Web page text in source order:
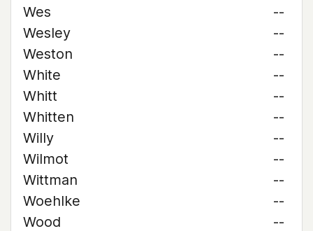
Wes
--
Wesley
--
Weston
--
White
--
Whitt
--
Whitten
--
Willy
--
Wilmot
--
Wittman
--
Woehlke
--
Wood
--